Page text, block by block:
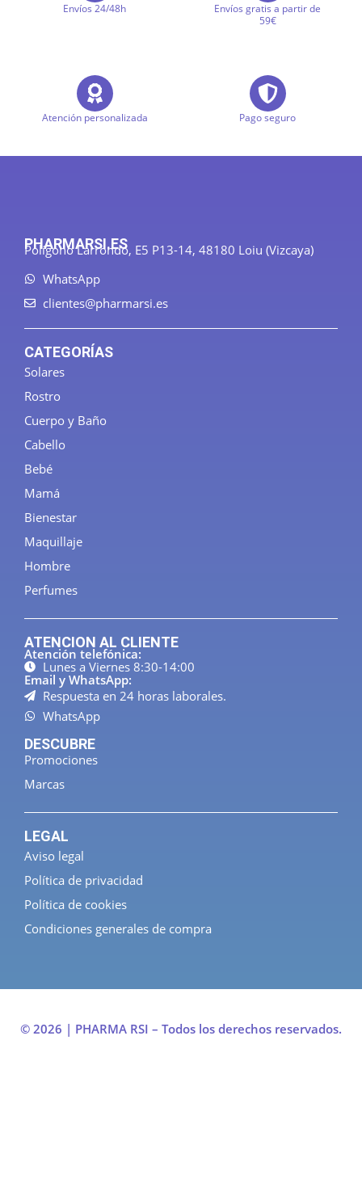
Envíos 24/48h
Envíos gratis a partir de
59€
Atención personalizada Pago seguro
PHARMARSI.ES
Polígono Larrondo, E5 P13-14, 48180 Loiu (Vizcaya)
WhatsApp
clientes@pharmarsi.es
CATEGORÍAS
Solares
Rostro
Cuerpo y Baño
Cabello
Bebé
Mamá
Bienestar
Maquillaje
Hombre
Perfumes
ATENCION AL CLIENTE
Atención telefónica:
Lunes a Viernes 8:30-14:00
Email y WhatsApp:
Respuesta en 24 horas laborales.
WhatsApp
DESCUBRE
Promociones
Marcas
LEGAL
Aviso legal
Política de privacidad
Política de cookies
Condiciones generales de compra
© 2026 | PHARMA RSI – Todos los derechos reservados.